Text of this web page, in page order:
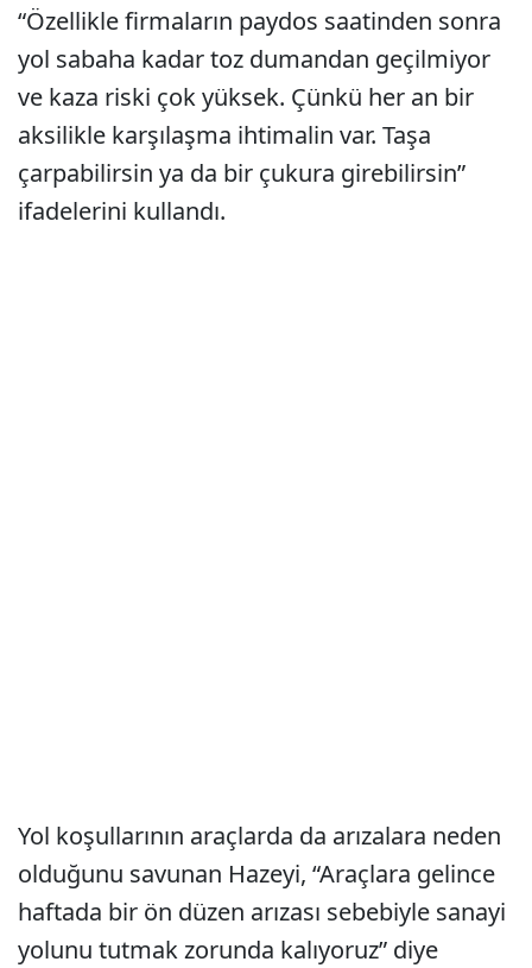
“Özellikle firmaların paydos saatinden sonra
yol sabaha kadar toz dumandan geçilmiyor
ve kaza riski çok yüksek. Çünkü her an bir
aksilikle karşılaşma ihtimalin var. Taşa
çarpabilirsin ya da bir çukura girebilirsin”
ifadelerini kullandı.
Yol koşullarının araçlarda da arızalara neden
olduğunu savunan Hazeyi, “Araçlara gelince
haftada bir ön düzen arızası sebebiyle sanayi
yolunu tutmak zorunda kalıyoruz” diye